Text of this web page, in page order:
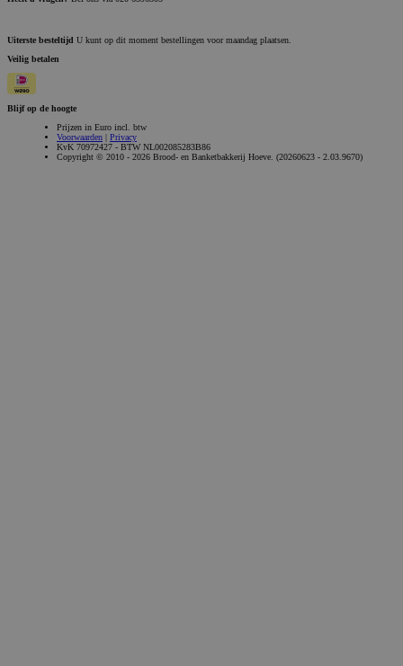
Uiterste besteltijd U kunt op dit moment bestellingen voor maandag plaatsen.
Veilig betalen
Blijf op de hoogte
Prijzen in Euro incl. btw
Voorwaarden | Privacy
KvK 70972427 - BTW NL002085283B86
Copyright © 2010 - 2026 Brood- en Banketbakkerij Hoeve. (20260623 - 2.03.9670)